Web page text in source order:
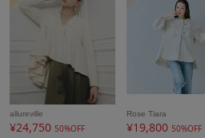
allureville
¥24,750 50%OFF
Rose Tiara
¥19,80050%OFF